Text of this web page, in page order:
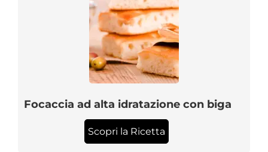
Focaccia ad alta idratazione con biga
Scopri la Ricetta